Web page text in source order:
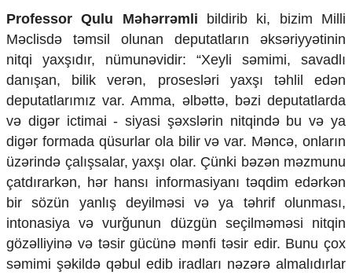
Professor Qulu Məhərrəmli bildirib ki, bizim Milli
Məclisdə təmsil olunan deputatların əksəriyyətinin
nitqi yaxşıdır, nümunəvidir: “Xeyli səmimi, savadlı
danışan, bilik verən, prosesləri yaxşı təhlil edən
deputatlarımız var. Amma, əlbəttə, bəzi deputatlarda
və digər ictimai - siyasi şəxslərin nitqində bu və ya
digər formada qüsurlar ola bilir və var. Məncə, onların
üzərində çalışsalar, yaxşı olar. Çünki bəzən məzmunu
çatdırarkən, hər hansı informasiyanı təqdim edərkən
bir sözün yanlış deyilməsi və ya təhrif olunması,
intonasiya və vurğunun düzgün seçilməməsi nitqin
gözəlliyinə və təsir gücünə mənfi təsir edir. Bunu çox
səmimi şəkildə qəbul edib iradları nəzərə almalıdırlar